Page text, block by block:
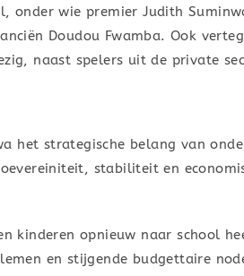
wie premier Judith
Doudou Fwamba. Ook
naast spelers uit de private
het strategische belang van
stabiliteit en
kinderen opnieuw naar school
en stijgende budgettaire